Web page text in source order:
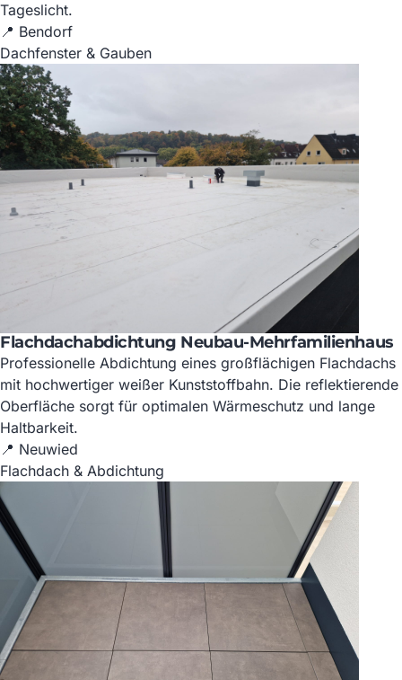
Tageslicht.
📍 Bendorf
Dachfenster & Gauben
Flachdachabdichtung Neubau-Mehrfamilienhaus
Professionelle Abdichtung eines großflächigen Flachdachs
mit hochwertiger weißer Kunststoffbahn. Die reflektierende
Oberfläche sorgt für optimalen Wärmeschutz und lange
Haltbarkeit.
📍 Neuwied
Flachdach & Abdichtung